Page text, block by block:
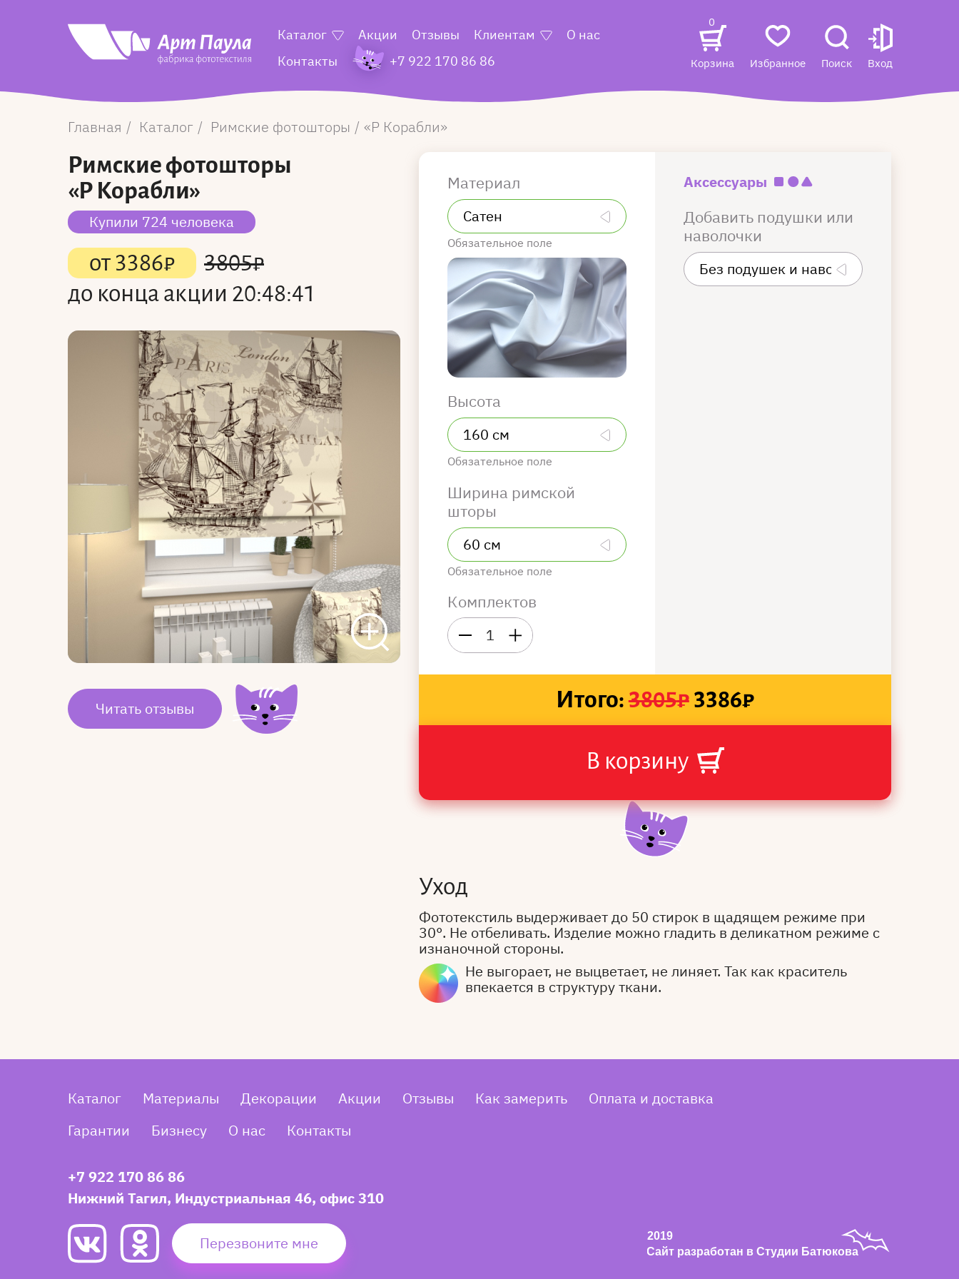
Каталог Акции Отзывы Клиентам
О нас
Контакты
+7 922 170 86 86
0
Корзина Избранное Поиск Вход
Главная Каталог Римские фотошторы Р Корабли
Римские фотошторы
«Р Корабли»
Купили 724 человека
от 3386₽ 3805₽
до конца акции 20:48:40
Читать отзывы
Материал
Обязательное поле
Высота
Обязательное поле
Ширина римской
шторы
Обязательное поле
Комплектов
1
Аксессуары
Добавить подушки или
наволочки
Итого:3805₽3386₽
В корзину
Уход
Фототекстиль выдерживает до 50 стирок в щадящем режиме при
30°. Не отбеливать. Изделие можно гладить в деликатном режиме с
изнаночной стороны.
Не выгорает, не выцветает, не линяет. Так как краситель
впекается в структуру ткани.
Каталог Материалы Декорации Акции Отзывы Как замерить
Оплата и доставка
Гарантии
Бизнесу О нас Контакты
Перезвоните мне
+7 922 170 86 86
Нижний Тагил, Индустриальная 46, офис 310